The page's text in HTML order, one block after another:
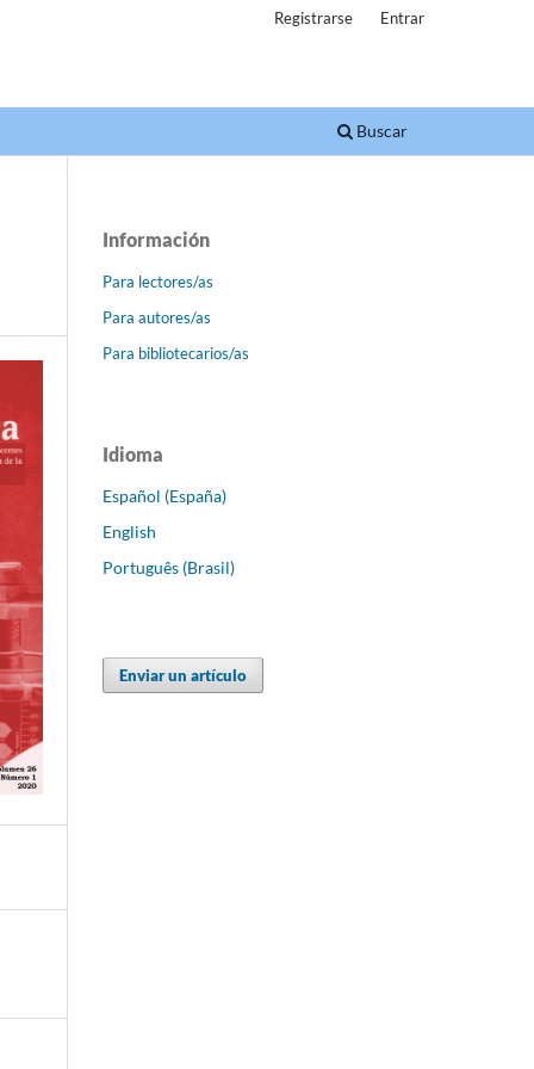
Buscar
Registrarse Entrar
Información
Para lectores/as
Para autores/as
Para bibliotecarios/as
Idioma
Español (España)
English
Português (Brasil)
Enviar un artículo